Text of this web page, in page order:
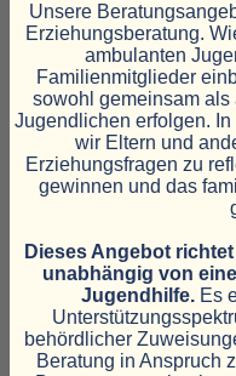
Unsere
Erziehungsberatung.
ambulanten
Familienmitglieder
sowohl gemeinsam
Jugendlichen erfolgen.
wir Eltern und
Erziehungsfragen zu
gewinnen und das
Dieses Angebot
unabhängig von
Jugendhilfe. Es
behördlicher
Beratung in Anspruch